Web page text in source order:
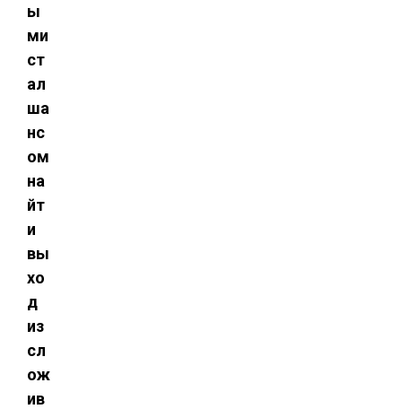
ы
ми
ст
ал
ша
нс
ом
на
йт
и
вы
хо
д
из
сл
ож
ив